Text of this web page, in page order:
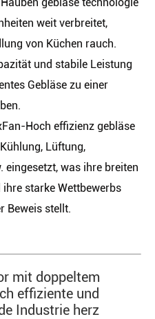
weit verbreitet,
von Küchen rauch.
und stabile Leistung
Gebläse zu einer
Hoch effizienz gebläse
Lüftung,
eingesetzt, was ihre breiten
starke Wettbewerbs
Beweis stellt.
mit doppeltem
effiziente und
Industrie herz